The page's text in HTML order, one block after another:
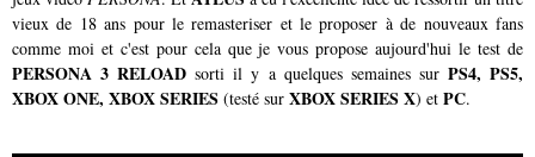
vieux de 18 ans pour le remasteriser et le proposer à de nouveaux fans
comme moi et c'est pour cela que je vous propose aujourd'hui le test de
PERSONA 3 RELOAD sorti il y a quelques semaines surPS4, PS5,
XBOX ONE, XBOX SERIES (testé sur XBOX SERIES X) et PC.